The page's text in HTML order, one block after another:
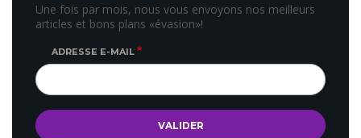
Une fois par mois, nous vous envoyons nos meilleurs
articles et bons plans «évasion»!
ADRESSE E-MAIL